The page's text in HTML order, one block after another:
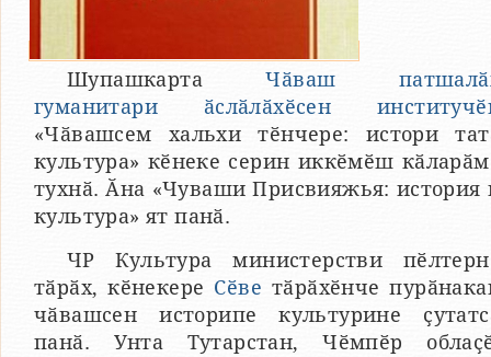
ШупашкартаЧӑваш
гуманитари ӑслӑлӑхӗсен
«Чӑвашсем хальхи тӗнчере: истори
культура» кӗнеке серин иккӗмӗш
тухнӑ. Ӑна «Чуваши Присвияжья: история
культура» ят панӑ.
ЧР Культура министерстви
тӑрӑх, кӗнекере Сӗве тӑрӑхӗнче
чӑвашсен историпе культурине
панӑ. Унта Тутарстан, Чӗмпӗр